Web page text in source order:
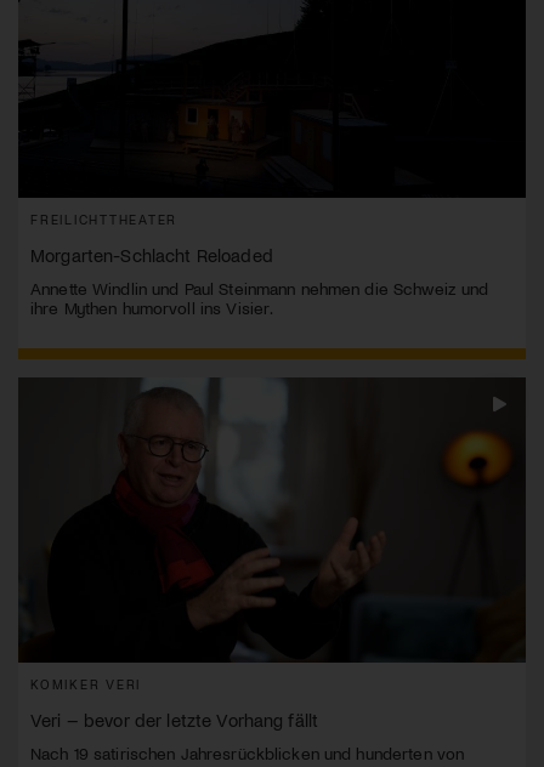
FREILICHTTHEATER
Morgarten-Schlacht Reloaded
Annette Windlin und Paul Steinmann nehmen die Schweiz und
ihre Mythen humorvoll ins Visier.
KOMIKER VERI
Veri – bevor der letzte Vorhang fällt
Nach 19 satirischen Jahresrückblicken und hunderten von